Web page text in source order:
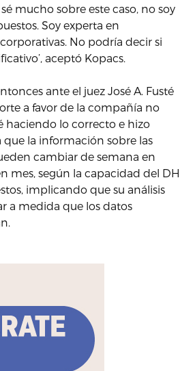
mucho sobre este caso, no soy
Soy experta en
No podría decir si
aceptó Kopacs.
ante el juez José A. Fusté
a favor de la compañía no
haciendo lo correcto e hizo
la información sobre las
cambiar de semana en
mes, según la capacidad del DH
implicando que su análisis
a medida que los datos